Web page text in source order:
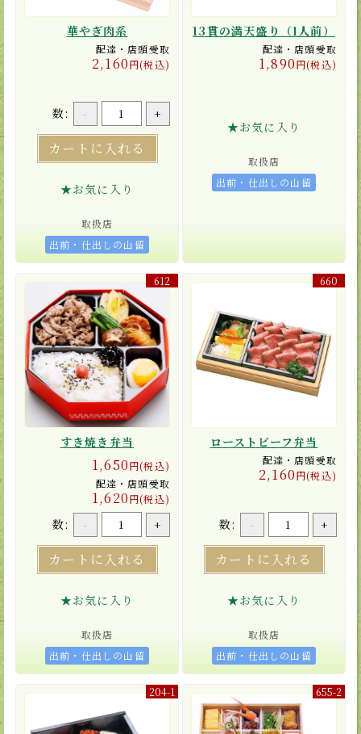
華やぎ肉系
配達・店頭受取
2,160円(税込)
数: - +
カートに入れる
★お気に入り
取扱店
出前・仕出しの山留
13貫の満天盛り（1人前）
配達・店頭受取
1,890円(税込)
★お気に入り
取扱店
出前・仕出しの山留
612
すき焼き弁当
1,650円(税込)
配達・店頭受取
1,620円(税込)
数: - +
カートに入れる
★お気に入り
取扱店
出前・仕出しの山留
660
ローストビーフ弁当
配達・店頭受取
2,160円(税込)
数: - +
カートに入れる
★お気に入り
取扱店
出前・仕出しの山留
204-1 655-2